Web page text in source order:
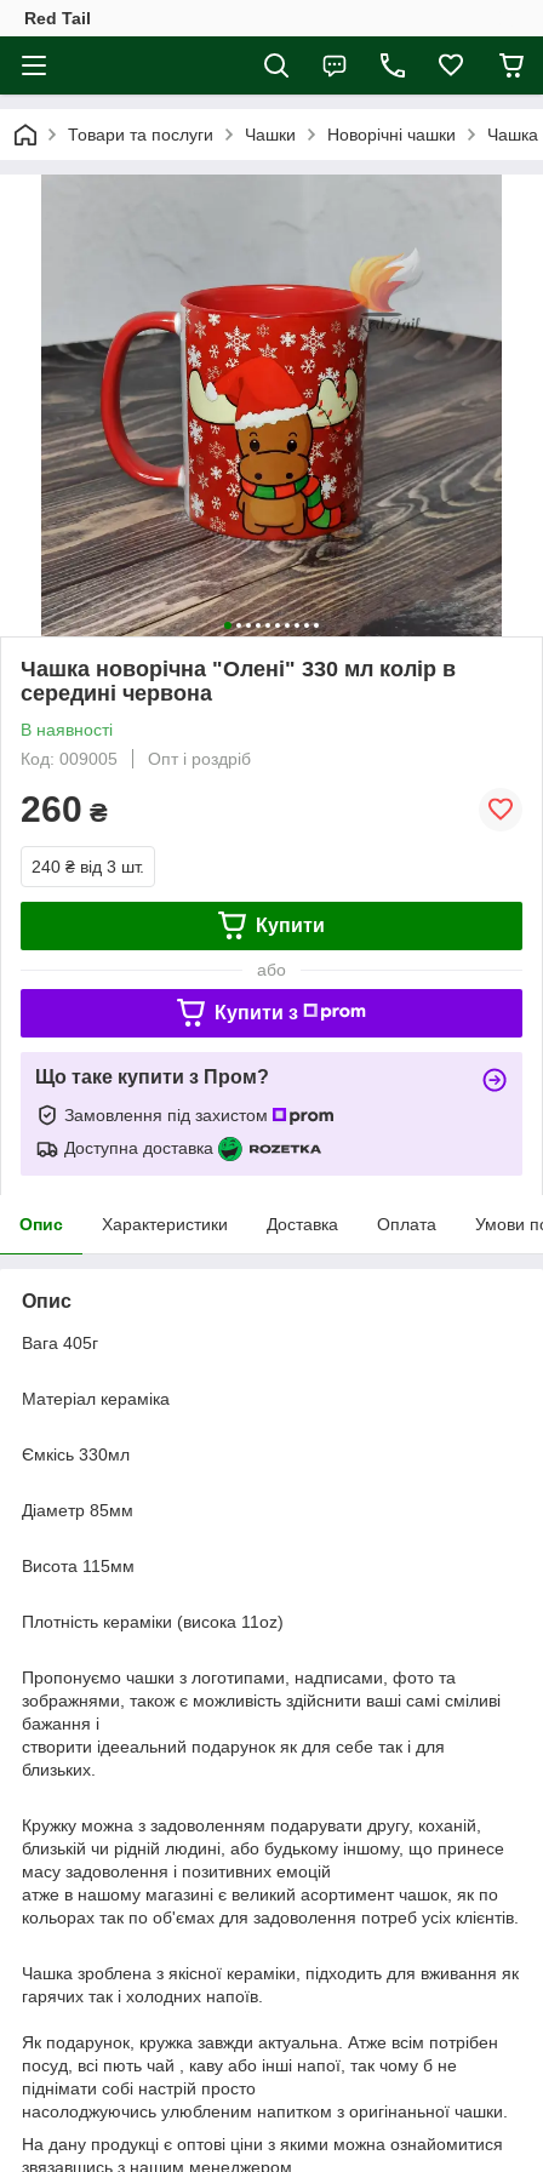
Red Tail
Товари та послуги Чашки Новорічні чашки Чашка
Чашка новорічна "Олені" 330 мл колір в
середині червона
В наявності
Код: 009005
Опт і роздріб
260 ₴
240 ₴ від 3 шт.
Купити
або
Купити з
Що таке купити з Пром?
Замовлення під захистом
Доступна доставка
Опис Характеристики Доставка Оплата Умови
Опис
Вага 405г
Матеріал кераміка
Ємкісь 330мл
Діаметр 85мм
Висота 115мм
Плотність кераміки (висока 11oz)
Пропонуємо чашки з логотипами, надписами, фото та
зображнями, також є можливість здійснити ваші самі сміливі
бажання і
створити ідееальний подарунок як для себе так і для
близьких.
Кружку можна з задоволенням подарувати другу, коханій,
близькій чи рідній людині, або будькому іншому, що принесе
масу задоволення і позитивних емоцій
атже в нашому магазині є великий асортимент чашок, як по
кольорах так по об'ємах для задоволення потреб усіх клієнтів.
Чашка зроблена з якісної кераміки, підходить для вживання як
гарячих так і холодних напоїв.
Як подарунок, кружка завжди актуальна. Атже всім потрібен
посуд, всі пють чай , каву або інші напої, так чому б не
піднімати собі настрій просто
насолоджуючись улюбленим напитком з оригінаньної чашки.
На дану продукці є оптові ціни з якими можна ознайомитися
звязавшись з нашим менеджером